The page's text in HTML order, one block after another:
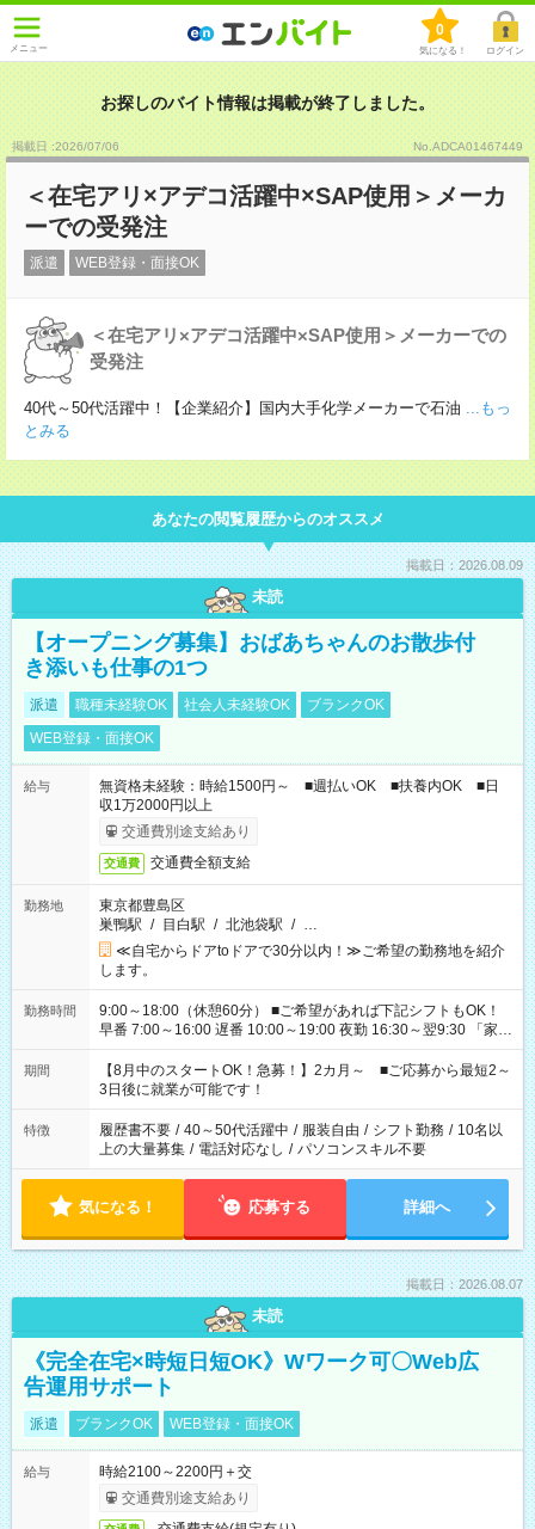
メニュー
0
気になる！ ログイン
お探しのバイト情報は掲載が終了しました。
掲載日 :2026/07/06 No.ADCA01467449
＜在宅アリ×アデコ活躍中×SAP使用＞メーカ
ーでの受発注
派遣 WEB登録・面接OK
＜在宅アリ×アデコ活躍中×SAP使用＞メーカーでの
受発注
40代～50代活躍中！【企業紹介】国内大手化学メーカーで石油 ...もっ
とみる
あなたの閲覧履歴からのオススメ
掲載日：2026.08.09
未読
【オープニング募集】おばあちゃんのお散歩付
き添いも仕事の1つ
派遣 職種未経験OK 社会人未経験OK
ブランクOK
WEB登録・面接OK
給与
無資格未経験：時給1500円～ ■週払いOK ■扶養内OK ■日
収1万2000円以上
交通費別途支給あり
交通費 交通費全額支給
勤務地
東京都豊島区
巣鴨駅 / 目白駅 / 北池袋駅 / …
≪自宅からドアtoドアで30分以内！≫ご希望の勤務地を紹介
します。
勤務時間
9:00～18:00（休憩60分） ■ご希望があれば下記シフトもOK！
早番 7:00～16:00 遅番 10:00～19:00 夜勤 16:30～翌9:30 「家族
と休みを合わせたい」 「余裕を持って夕飯の準備がしたい」
「できれば残業はしたくない」 など、ご希望を教えてください
ね。 ※Wワーク希望の方へ 今ご覧のお仕事で希望する勤務時間
と、もう1つのお仕事の勤務時間。 合計で週40時間を超える場
合は応募できません。
期間
【8月中のスタートOK！急募！】2カ月～ ■ご応募から最短2～
3日後に就業が可能です！
特徴 履歴書不要 / 40～50代活躍中 / 服装自由 / シフト勤務 / 10名以
上の大量募集 / 電話対応なし / パソコンスキル不要
気になる！ 応募する 詳細へ
掲載日：2026.08.07
未読
《完全在宅×時短日短OK》Wワーク可〇Web広
告運用サポート
派遣 ブランクOK WEB登録・面接OK
給与
時給2100～2200円＋交
交通費別途支給あり